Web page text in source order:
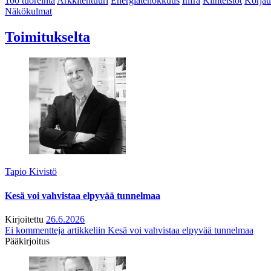
Näkökulmat
Toimitukselta
Tapio Kivistö
Kesä voi vahvistaa elpyvää tunnelmaa
Kirjoitettu 26.6.2026
Ei kommentteja artikkeliin Kesä voi vahvistaa elpyvää tunnelmaa
Pääkirjoitus